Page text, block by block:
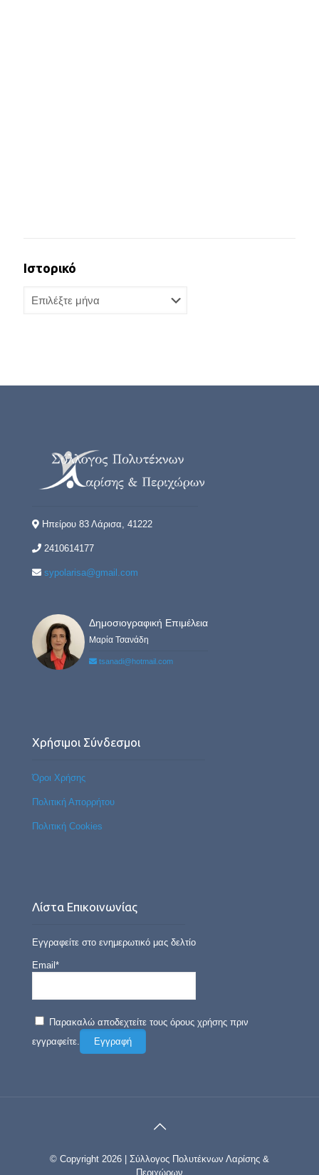
Ιστορικό
Ηπείρου 83 Λάρισα, 41222
2410614177
sypolarisa@gmail.com
Δημοσιογραφική Επιμέλεια
Μαρία Τσανάδη
tsanadi@hotmail.com
Χρήσιμοι Σύνδεσμοι
Όροι Χρήσης
Πολιτική Απορρήτου
Πολιτική Cookies
Λίστα Επικοινωνίας
Εγγραφείτε στο ενημερωτικό μας δελτίο
Email*
Παρακαλώ αποδεχτείτε τους όρους χρήσης πριν
εγγραφείτε.
© Copyright 2026 | Σύλλογος Πολυτέκνων Λαρίσης &
Περιχώρων